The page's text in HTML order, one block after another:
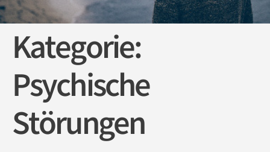
Kategorie:
Psychische
Störungen